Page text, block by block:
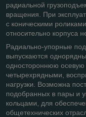
радиальной
вращения. При
с коническими
относительно корпуса
Радиально-упорные
выпускаются
одностороннюю осевую
четырехрядными,
нагрузки. Возможна
подобранных в пары и
кольцами, для
общетехнических